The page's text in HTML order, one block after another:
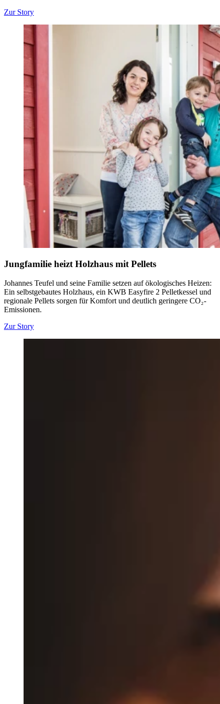
Zur Story
Jungfamilie heizt Holzhaus mit Pellets
Johannes Teufel und seine Familie setzen auf ökologisches Heizen:
Ein selbstgebautes Holzhaus, ein KWB Easyfire 2 Pelletkessel und
regionale Pellets sorgen für Komfort und deutlich geringere CO₂-
Emissionen.
Zur Story